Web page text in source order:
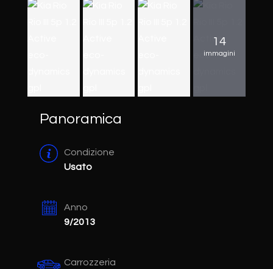
14
immagini
Panoramica
Condizione
Usato
Anno
9/2013
Carrozzeria